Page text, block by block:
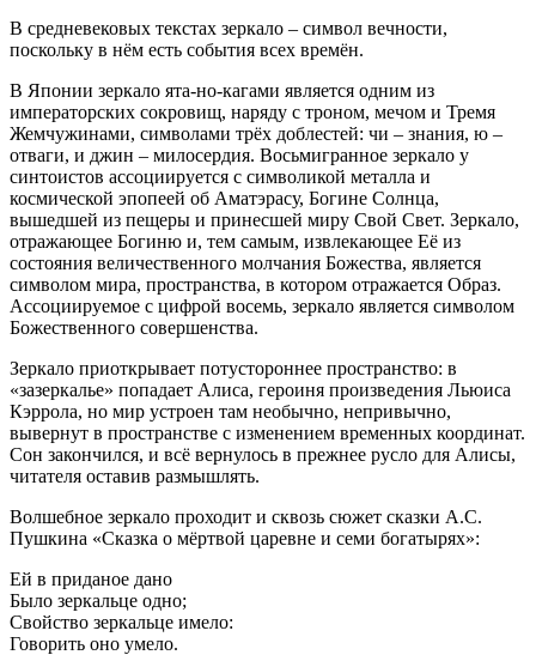
В средневековых текстах зеркало – символ вечности,
поскольку в нём есть события всех времён.
В Японии зеркало ята-но-кагами является одним из
императорских сокровищ, наряду с троном, мечом и Тремя
Жемчужинами, символами трёх доблестей: чи – знания, ю –
отваги, и джин – милосердия. Восьмигранное зеркало у
синтоистов ассоциируется с символикой металла и
космической эпопеей об Аматэрасу, Богине Солнца,
вышедшей из пещеры и принесшей миру Свой Свет. Зеркало,
отражающее Богиню и, тем самым, извлекающее Её из
состояния величественного молчания Божества, является
символом мира, пространства, в котором отражается Образ.
Ассоциируемое с цифрой восемь, зеркало является символом
Божественного совершенства.
Зеркало приоткрывает потустороннее пространство: в
«зазеркалье» попадает Алиса, героиня произведения Льюиса
Кэррола, но мир устроен там необычно, непривычно,
вывернут в пространстве с изменением временных координат.
Сон закончился, и всё вернулось в прежнее русло для Алисы,
читателя оставив размышлять.
Волшебное зеркало проходит и сквозь сюжет сказки А.С.
Пушкина «Сказка о мёртвой царевне и семи богатырях»:
Ей в приданое дано
Было зеркальце одно;
Свойство зеркальце имело:
Говорить оно умело.